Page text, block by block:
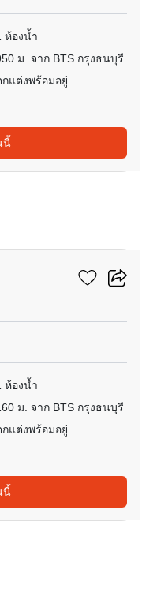
ห้องน้ำ
ม. จาก BTS กรุงธนบุรี
กแต่งพร้อมอยู่
นี้
ห้องน้ำ
ม. จาก BTS กรุงธนบุรี
กแต่งพร้อมอยู่
นี้